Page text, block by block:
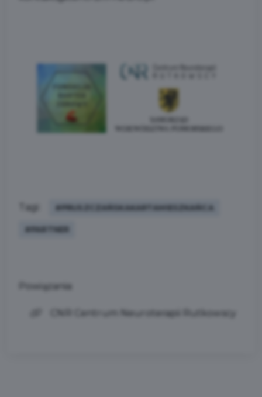
Tagi: #PRUSZCZAŃSKAKARTAMIESZKAŃCA
#PARTNER
Powiązania:
CNR Centrum Neuroterapii Rutkowscy